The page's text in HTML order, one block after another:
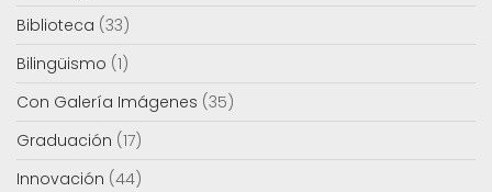
Biblioteca (33)
Bilingüismo (1)
Con Galería Imágenes (35)
Graduación (17)
Innovación (44)